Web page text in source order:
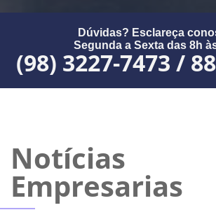
Dúvidas? Esclareça
Segunda a Sexta das 8h
(98) 3227-7473 /
Notícias
Empresarias